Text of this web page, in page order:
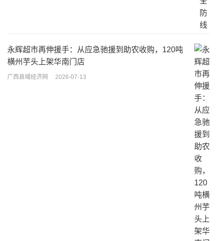
永辉超市再伸援手：从应急驰援到助农收购，120吨
横州芋头上架华南门店
广西县域经济网 2026-07-13